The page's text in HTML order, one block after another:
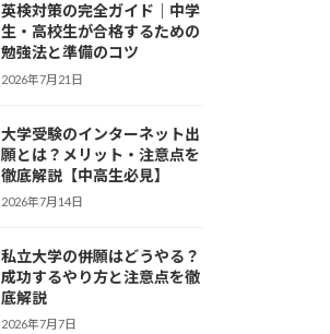
英検対策の完全ガイド｜中学
生・高校生が合格するための
勉強法と準備のコツ
2026年7月21日
大学受験のインターネット出
願とは？メリット・注意点を
徹底解説【中高生必見】
2026年7月14日
私立大学の併願はどうやる？
成功するやり方と注意点を徹
底解説
2026年7月7日